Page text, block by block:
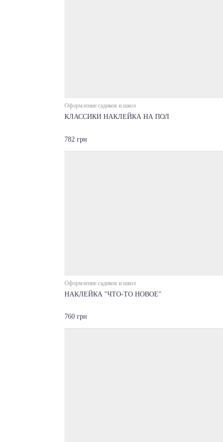
Оформление садиков и школ
КЛАССИКИ НАКЛЕЙКА НА ПОЛ
782 грн
Оформление садиков и школ
НАКЛЕЙКА "ЧТО-ТО НОВОЕ"
760 грн